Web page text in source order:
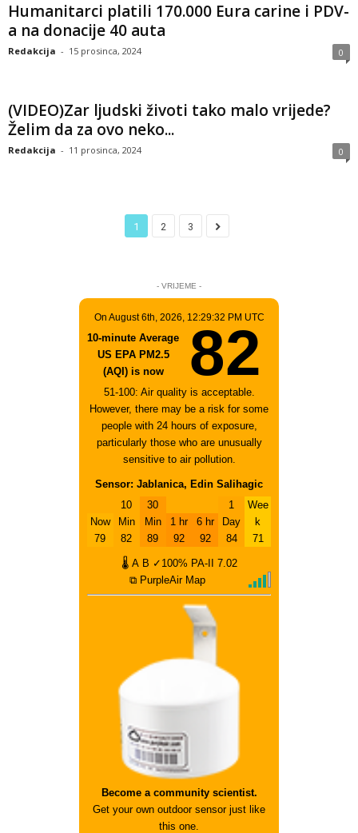
Humanitarci platili 170.000 Eura carine i PDV-
a na donacije 40 auta
Redakcija - 15 prosinca, 2024 0
(VIDEO)Zar ljudski životi tako malo vrijede?
Želim da za ovo neko...
Redakcija - 11 prosinca, 2024 0
1 2 3
- VRIJEME -
On August 6th, 2026, 12:29:32 PM UTC
10-minute Average
US EPA PM2.5
(AQI) is now
82
51-100: Air quality is acceptable.
However, there may be a risk for some
people with 24 hours of exposure,
particularly those who are unusually
sensitive to air pollution.
Sensor: Jablanica, Edin Salihagic
Now
79
10
Min
82
30
Min
89
1 hr
92
6 hr
92
1
Day
84
Wee
k
71
🌡 A B ✓100% PA-II
7.02
⧉ PurpleAir Map
Become a community scientist.
Get your own outdoor sensor just like
this one.